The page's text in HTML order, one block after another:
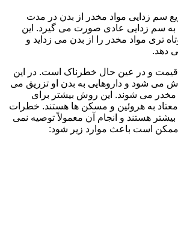
سم زدایی مواد مخدر از بدن در مدت
به سم زدایی عادی صورت می گیرد. این
تری مواد مخدر را از بدن می زداید و
دهد.
و در عین حال خطرناک است. در این
می شود و داروهایی به بدن او تزریق می
مخدر می شوند. این روش بیشتر برای
معتاد به هروئین و مسکن ها هستند. خطرات
هستند و انجام آن معمولاً توصیه نمی
است باعث موارد زیر شود: